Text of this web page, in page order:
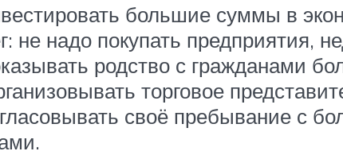
большие суммы в
не надо покупать предприятия,
родство с гражданами
торговое
своё пребывание с